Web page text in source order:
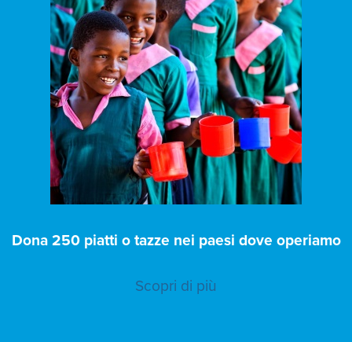
Dona 250 piatti o tazze nei paesi dove operiamo
Scopri di più